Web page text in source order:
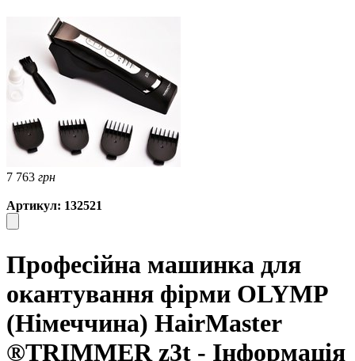
7 763 грн
Артикул: 132521
Професійна машинка для
окантування фірми OLYMP
(Німеччина) HairMaster
®TRIMMER z3t - Інформація